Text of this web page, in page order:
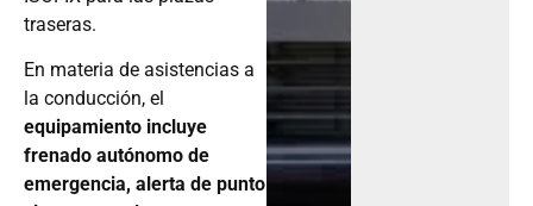
traseras.
En materia de asistencias a
la conducción, el
equipamiento incluye
frenado autónomo de
emergencia, alerta de punto